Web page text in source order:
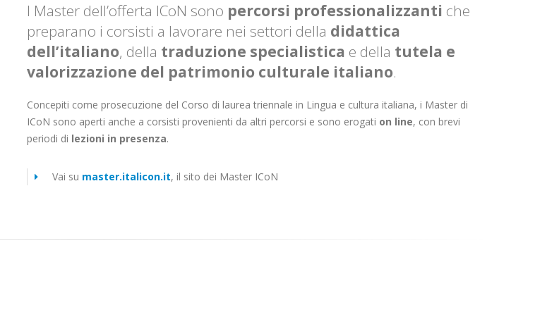
I Master dell’offerta ICoN sono percorsi professionalizzanti che
preparano i corsisti a lavorare nei settori della didattica
dell’italiano, della traduzione specialistica e della tutela e
valorizzazione del patrimonio culturale italiano.
Concepiti come prosecuzione del Corso di laurea triennale in Lingua e cultura italiana, i Master di
ICoN sono aperti anche a corsisti provenienti da altri percorsi e sono erogati on line, con brevi
periodi di lezioni in presenza.
Vai su master.italicon.it, il sito dei Master ICoN